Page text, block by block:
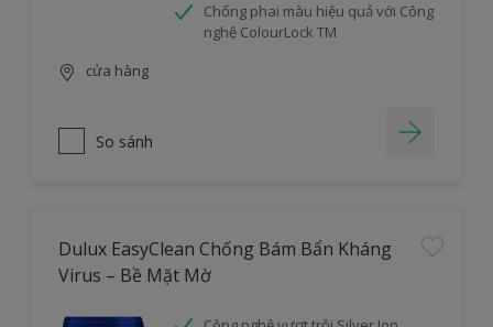
Chống phai màu hiệu quả với Công
nghệ ColourLock TM
cửa hàng
So sánh
Dulux EasyClean Chống Bám Bẩn Kháng
Virus – Bề Mặt Mờ